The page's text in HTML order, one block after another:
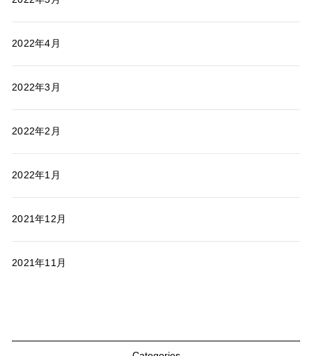
2022年4月
2022年3月
2022年2月
2022年1月
2021年12月
2021年11月